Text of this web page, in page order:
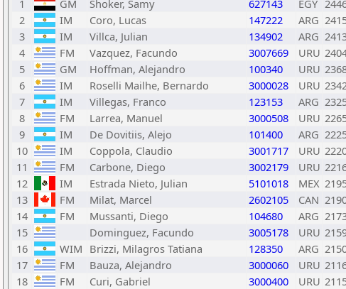
1
GM Shoker, Samy 627143 EGY
2
IM Coro, Lucas 147222 ARG
3
IM Villca, Julian 134902 ARG
4
FM Vazquez, Facundo 3007669 URU
5
GM Hoffman, Alejandro 100340 URU
6
IM Roselli Mailhe, Bernardo 3000028 URU
7
IM Villegas, Franco 123153 ARG
8
FM Larrea, Manuel 3000508 URU
9
IM De Dovitiis, Alejo 101400 ARG
10
IM Coppola, Claudio 3001717 URU
11
FM Carbone, Diego 3002179 URU
12
IM Estrada Nieto, Julian 5101018 MEX
13
FM Milat, Marcel 2602105 CAN
14
FM Mussanti, Diego 104680 ARG
15
Dominguez, Facundo 3005178 URU
16
WIM Brizzi, Milagros Tatiana 128350 ARG
17
FM Bauza, Alejandro 3000060 URU
18
FM Curi, Gabriel 3000400 URU